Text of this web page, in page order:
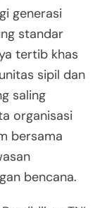
generasi
standar
tertib khas
sipil dan
saling
organisasi
bersama
bencana.